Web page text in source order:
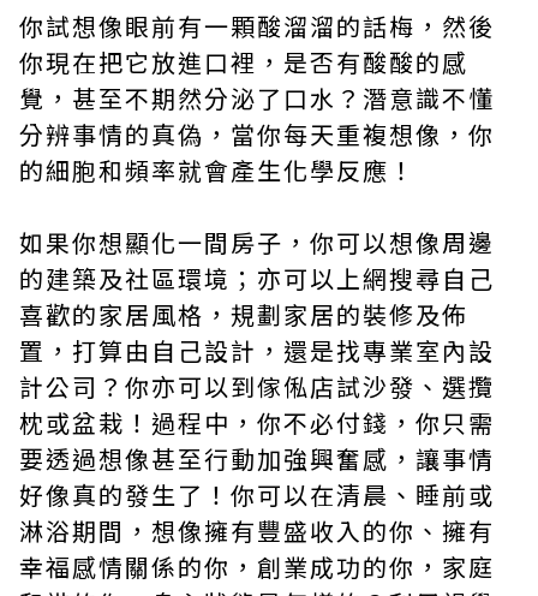
你試想像眼前有一顆酸溜溜的話梅，然後
你現在把它放進口裡，是否有酸酸的感
覺，甚至不期然分泌了口水？潛意識不懂
分辨事情的真偽，當你每天重複想像，你
的細胞和頻率就會產生化學反應！
如果你想顯化一間房子，你可以想像周邊
的建築及社區環境；亦可以上網搜尋自己
喜歡的家居風格，規劃家居的裝修及佈
置，打算由自己設計，還是找專業室內設
計公司？你亦可以到傢俬店試沙發、選攬
枕或盆栽！過程中，你不必付錢，你只需
要透過想像甚至行動加強興奮感，讓事情
好像真的發生了！你可以在清晨、睡前或
淋浴期間，想像擁有豐盛收入的你、擁有
幸福感情關係的你，創業成功的你，家庭